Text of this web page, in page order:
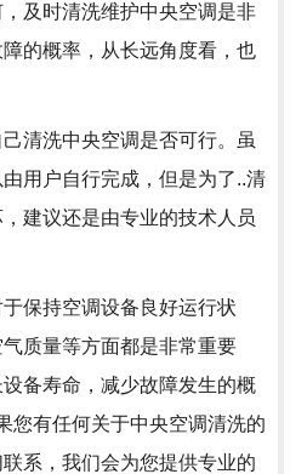
及时清洗维护中央空调是非
的概率，从长远角度看，也
清洗中央空调是否可行。虽
用户自行完成，但是为了..清
建议还是由专业的技术人员
保持空调设备良好运行状
质量等方面都是非常重要
备寿命，减少故障发生的概
您有任何关于中央空调清洗的
系，我们会为您提供专业的